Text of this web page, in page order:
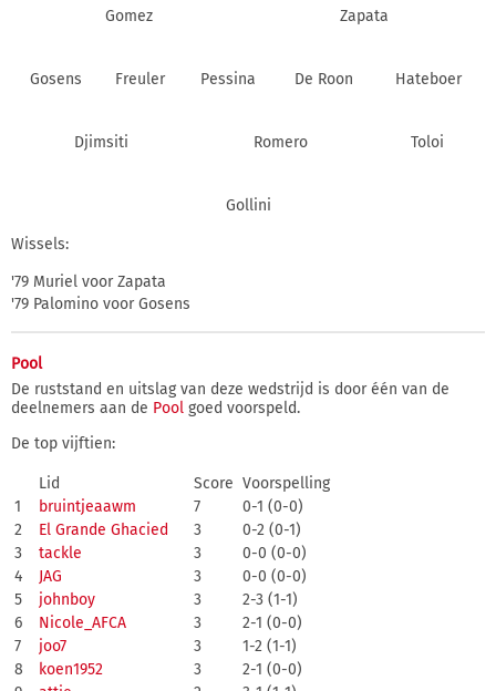
Gomez Zapata
Gosens Freuler Pessina De Roon Hateboer
Djimsiti Romero Toloi
Gollini
Wissels:
'79 Muriel voor Zapata
'79 Palomino voor Gosens
Pool
De ruststand en uitslag van deze wedstrijd is door één van de
deelnemers aan de Pool goed voorspeld.
De top vijftien:
Lid Score Voorspelling
1
bruintjeaawm 7
0-1 (0-0)
2
El Grande Ghacied 3
0-2 (0-1)
3
tackle 3
0-0 (0-0)
4
JAG 3
0-0 (0-0)
5
johnboy 3
2-3 (1-1)
6
Nicole_AFCA 3
2-1 (0-0)
7
joo7 3
1-2 (1-1)
8
koen1952 3
2-1 (0-0)